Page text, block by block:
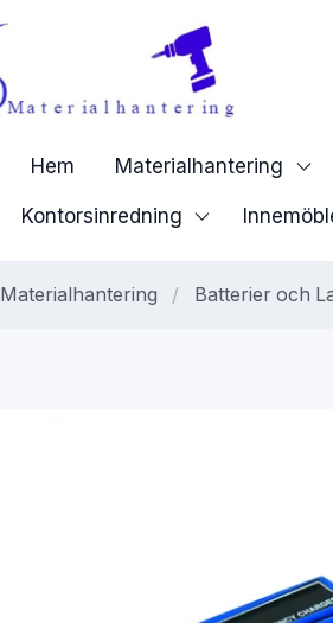
Hem Materialhantering
Kontorsinredning
Materialhantering / Batterier och